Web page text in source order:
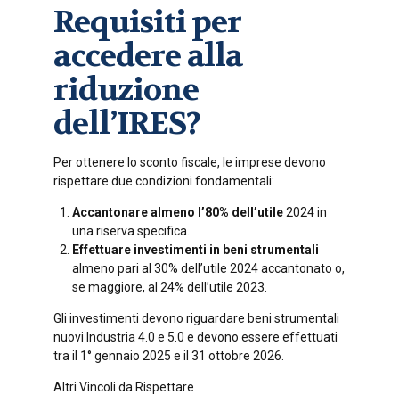
Requisiti per
accedere alla
riduzione
dell’IRES?
Per ottenere lo sconto fiscale, le imprese devono
rispettare due condizioni fondamentali:
Accantonare almeno l’80% dell’utile2024 in
una riserva specifica.
Effettuare investimenti in beni strumentali
almeno pari al 30% dell’utile 2024 accantonato o,
se maggiore, al 24% dell’utile 2023.
Gli investimenti devono riguardare beni strumentali
nuovi Industria 4.0 e 5.0 e devono essere effettuati
tra il 1° gennaio 2025 e il 31 ottobre 2026.
Altri Vincoli da Rispettare